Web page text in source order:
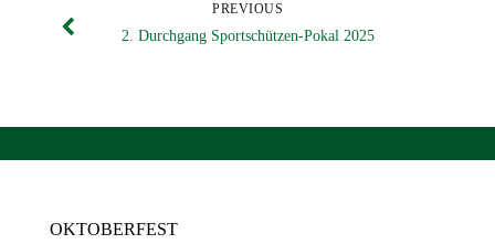
PREVIOUS
2. Durchgang Sportschützen-Pokal 2025
OKTOBERFEST